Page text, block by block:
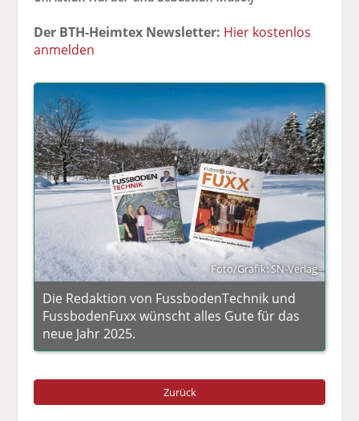
Der BTH-Heimtex Newsletter: Hier kostenlos
anmelden
Foto/Grafik: SN-Verlag
Die Redaktion von FussbodenTechnik und
FussbodenFuxx wünscht alles Gute für das
neue Jahr 2025.
Zurück